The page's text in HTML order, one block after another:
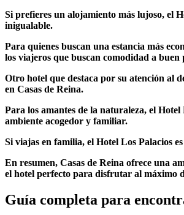
Si prefieres un alojamiento más lujoso, el
inigualable.
Para quienes buscan una estancia más
los viajeros que buscan comodidad a buen
Otro hotel que destaca por su atención al
en Casas de Reina.
Para los amantes de la naturaleza, el
ambiente acogedor y familiar.
Si viajas en familia, el Hotel Los Palacios
En resumen, Casas de Reina ofrece una
el hotel perfecto para disfrutar al máximo
Guía completa para